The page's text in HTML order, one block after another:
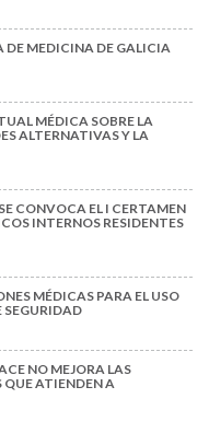
DE MEDICINA DE GALICIA
MÉDICA SOBRE LA
ALTERNATIVAS Y LA
CONVOCA EL I CERTAMEN
INTERNOS RESIDENTES
MÉDICAS PARA EL USO
SEGURIDAD
NO MEJORA LAS
QUE ATIENDEN A